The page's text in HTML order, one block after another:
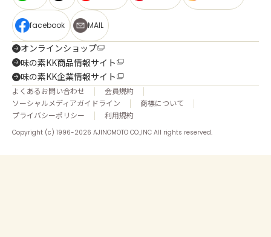
facebook MAIL
オンラインショップ
味の素KK商品情報サイト
味の素KK企業情報サイト
よくあるお問い合わせ
会員規約
ソーシャルメディアガイドライン
商標について
プライバシーポリシー
利用規約
Copyright (c) 1996-2026 AJINOMOTO CO.,INC All rights reserved.